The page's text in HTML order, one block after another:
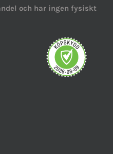
och har ingen fysiskt